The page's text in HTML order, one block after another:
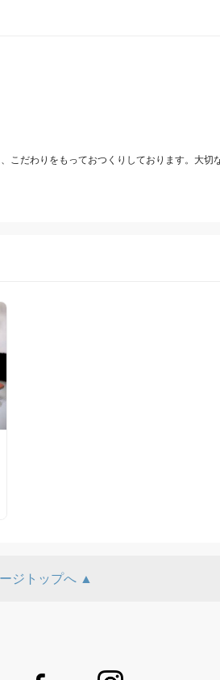
こだわりをもっておつくりしております。大切
ジトップへ ▲